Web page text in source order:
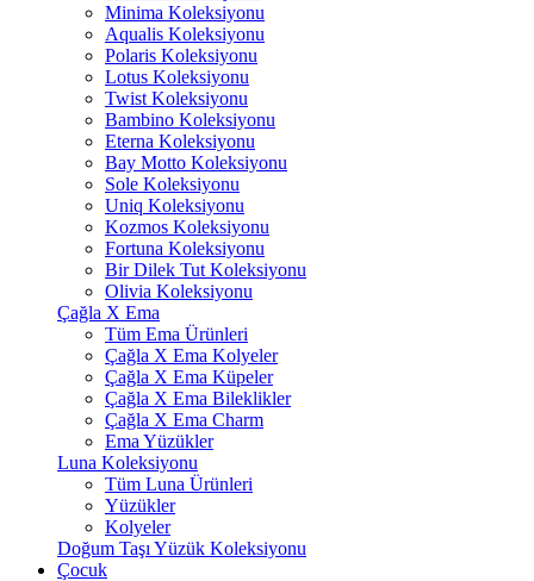
Minima Koleksiyonu
Aqualis Koleksiyonu
Polaris Koleksiyonu
Lotus Koleksiyonu
Twist Koleksiyonu
Bambino Koleksiyonu
Eterna Koleksiyonu
Bay Motto Koleksiyonu
Sole Koleksiyonu
Uniq Koleksiyonu
Kozmos Koleksiyonu
Fortuna Koleksiyonu
Bir Dilek Tut Koleksiyonu
Olivia Koleksiyonu
Çağla X Ema
Tüm Ema Ürünleri
Çağla X Ema Kolyeler
Çağla X Ema Küpeler
Çağla X Ema Bileklikler
Çağla X Ema Charm
Ema Yüzükler
Luna Koleksiyonu
Tüm Luna Ürünleri
Yüzükler
Kolyeler
Doğum Taşı Yüzük Koleksiyonu
Çocuk